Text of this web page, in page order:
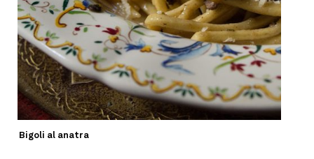
Bigoli al anatra